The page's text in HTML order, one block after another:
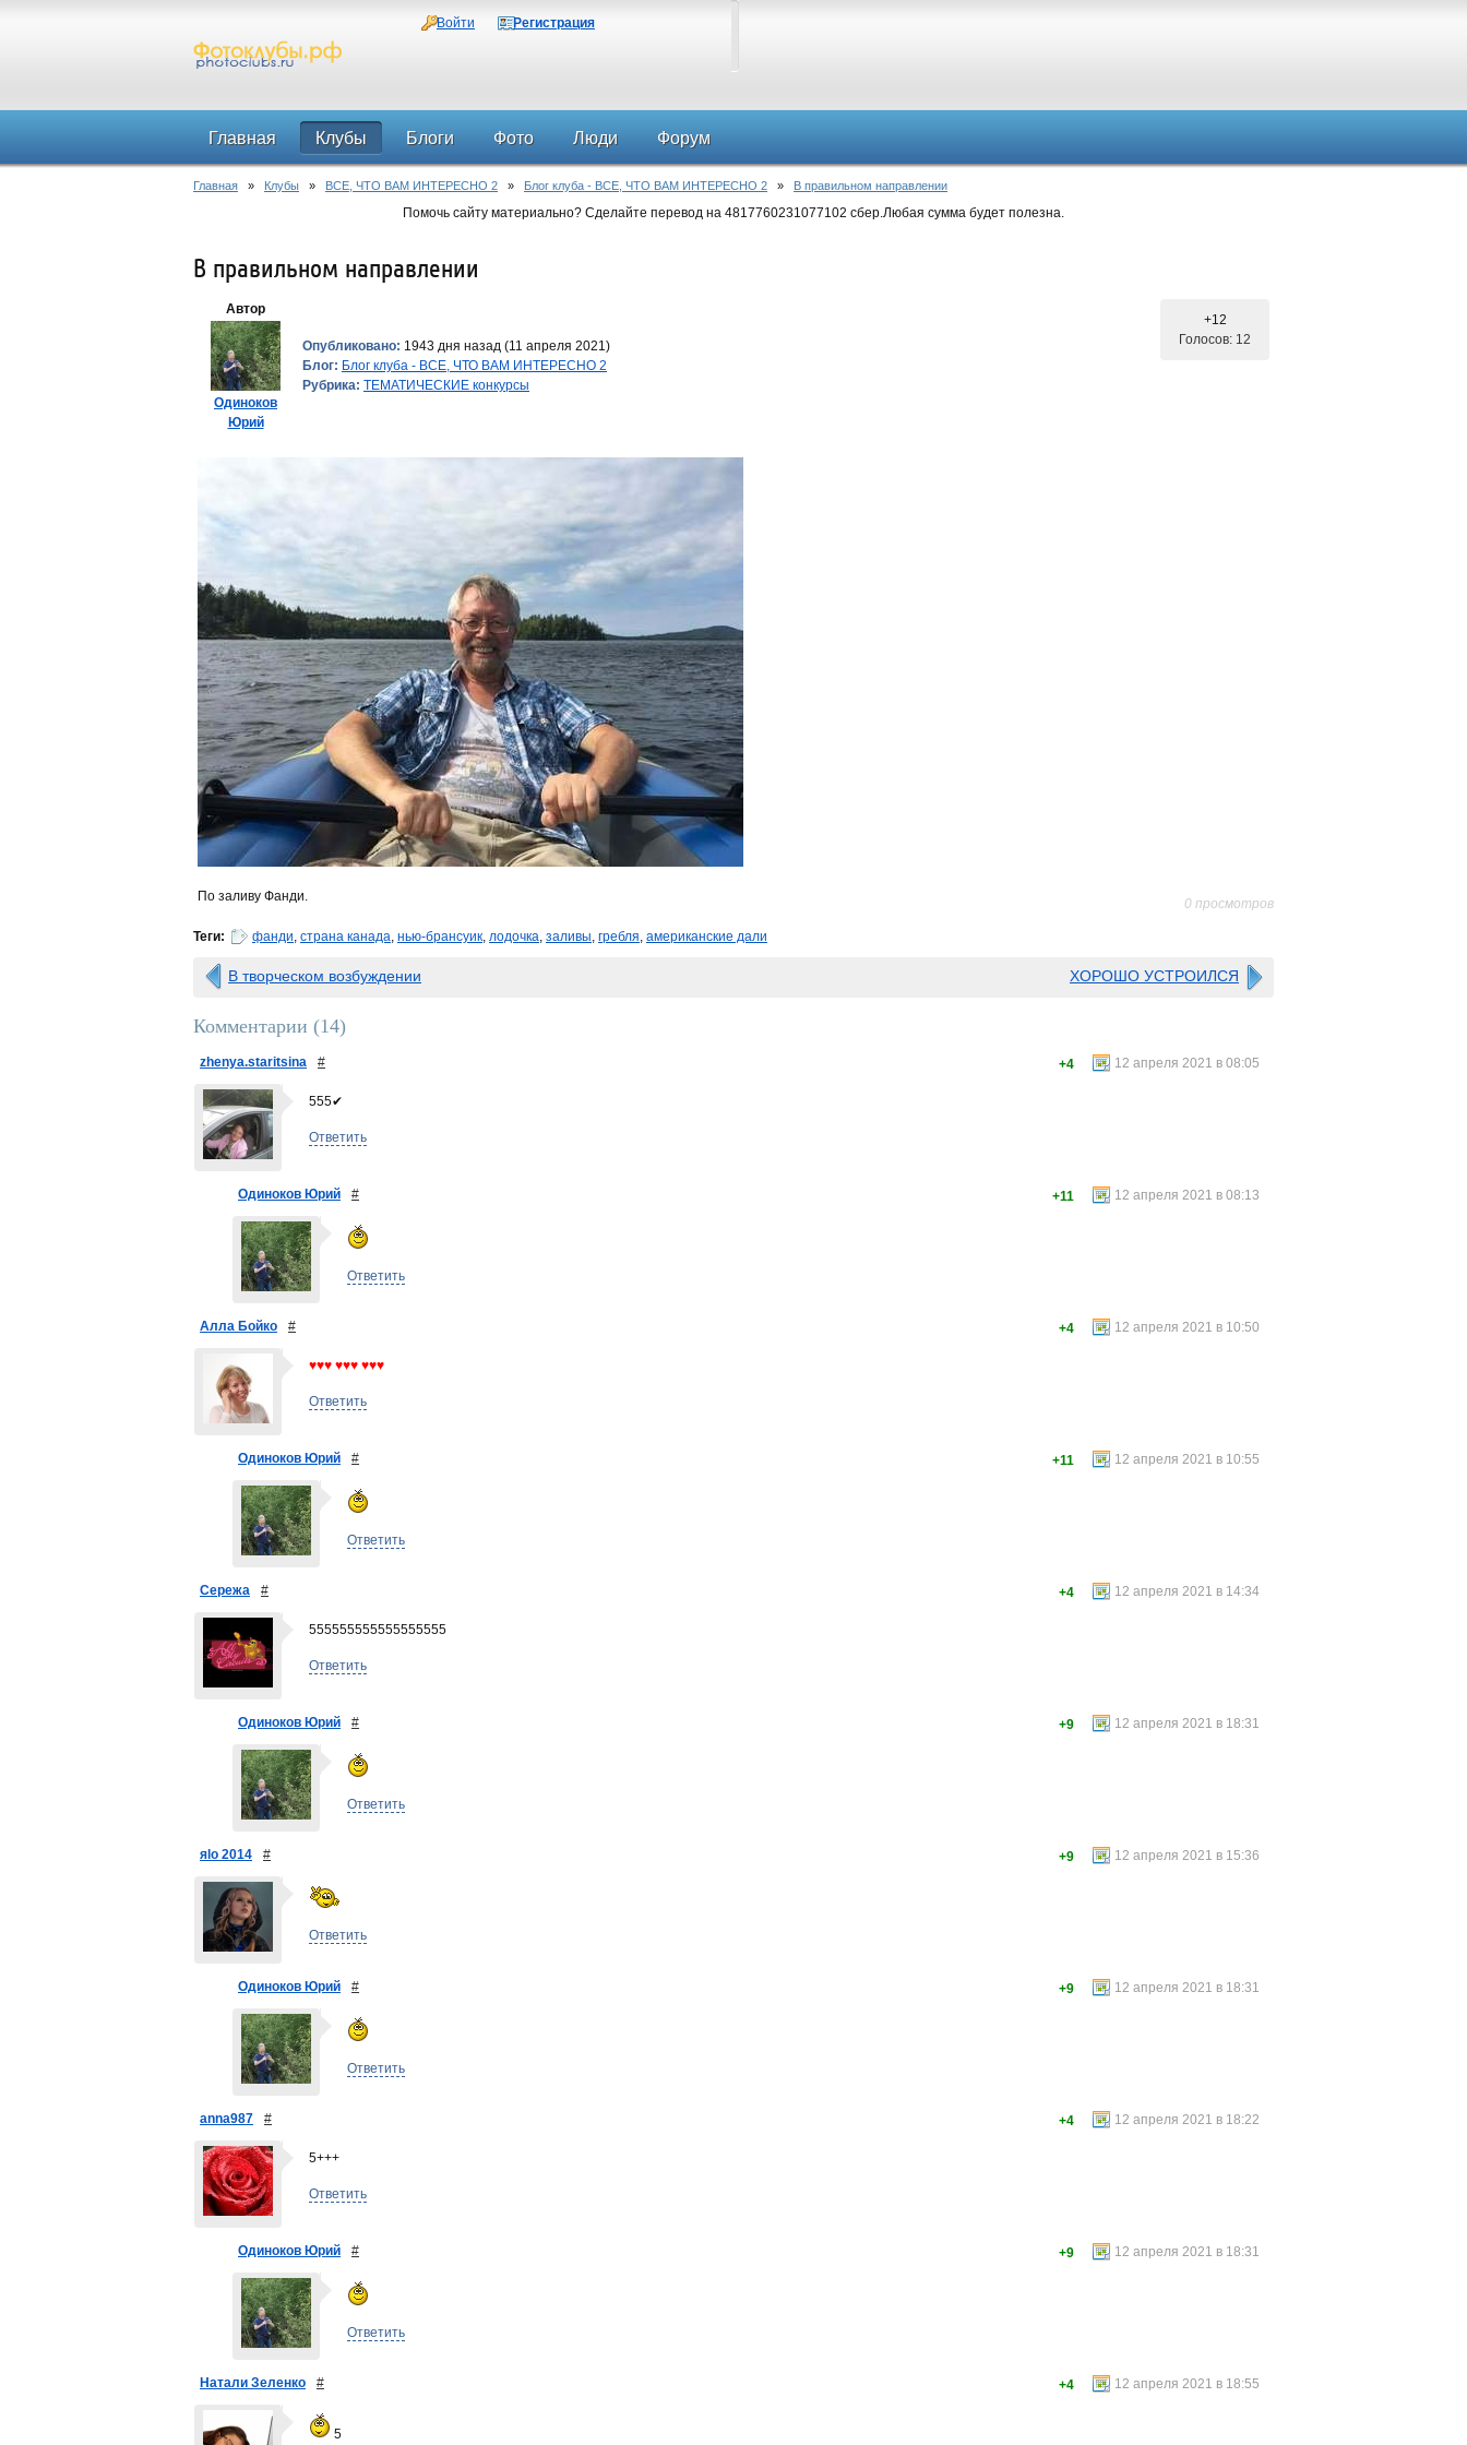
Войти Регистрация
Главная Клубы Блоги Фото Люди Форум
Главная » Клубы » ВСЕ, ЧТО ВАМ ИНТЕРЕСНО 2 » Блог клуба - ВСЕ, ЧТО ВАМ ИНТЕРЕСНО 2 » В правильном направлении
Помочь сайту материально? Сделайте перевод на 4817760231077102 сбер.Любая сумма будет полезна.
В правильном направлении
Автор
Одиноков
Юрий
Опубликовано: 1943 дня назад (11 апреля 2021)
Блог: Блог клуба - ВСЕ, ЧТО ВАМ ИНТЕРЕСНО 2
Рубрика: ТЕМАТИЧЕСКИЕ конкурсы
+12
Голосов: 12
По заливу Фанди. 0 просмотров
Теги: фанди, страна канада, нью-брансуик, лодочка, заливы, гребля, американские дали
В творческом возбуждении ХОРОШО УСТРОИЛСЯ
Комментарии (14)
zhenya.staritsina # 12 апреля 2021 в 08:05
+4
555✔
Ответить
Одиноков Юрий # 12 апреля 2021 в 08:13
+11
Ответить
Алла Бойко # 12 апреля 2021 в 10:50
+4
♥♥♥ ♥♥♥ ♥♥♥
Ответить
Одиноков Юрий # 12 апреля 2021 в 10:55
+11
Ответить
Сережа # 12 апреля 2021 в 14:34
+4
555555555555555555
Ответить
Одиноков Юрий # 12 апреля 2021 в 18:31
+9
Ответить
яlo 2014 # 12 апреля 2021 в 15:36
+9
Ответить
Одиноков Юрий # 12 апреля 2021 в 18:31
+9
Ответить
anna987 # 12 апреля 2021 в 18:22
+4
5+++
Ответить
Одиноков Юрий # 12 апреля 2021 в 18:31
+9
Ответить
Натали Зеленко # 12 апреля 2021 в 18:55
+4
5